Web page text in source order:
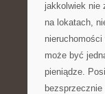
jakkolwiek nie
na lokatach,
może być
pieniądze.